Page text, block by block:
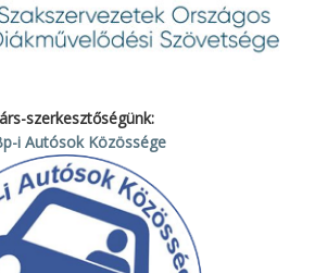
szerkesztőségünk:
i Autósok Közössége